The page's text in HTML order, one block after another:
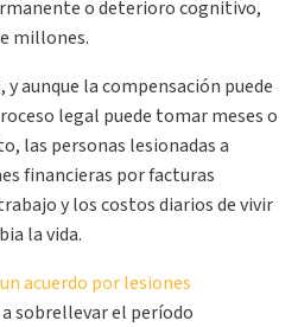
o deterioro cognitivo,
millones.
aunque la compensación puede
legal puede tomar meses o
las personas lesionadas a
financieras por facturas
y los costos diarios de vivir
la vida.
acuerdo por lesiones
sobrellevar el período